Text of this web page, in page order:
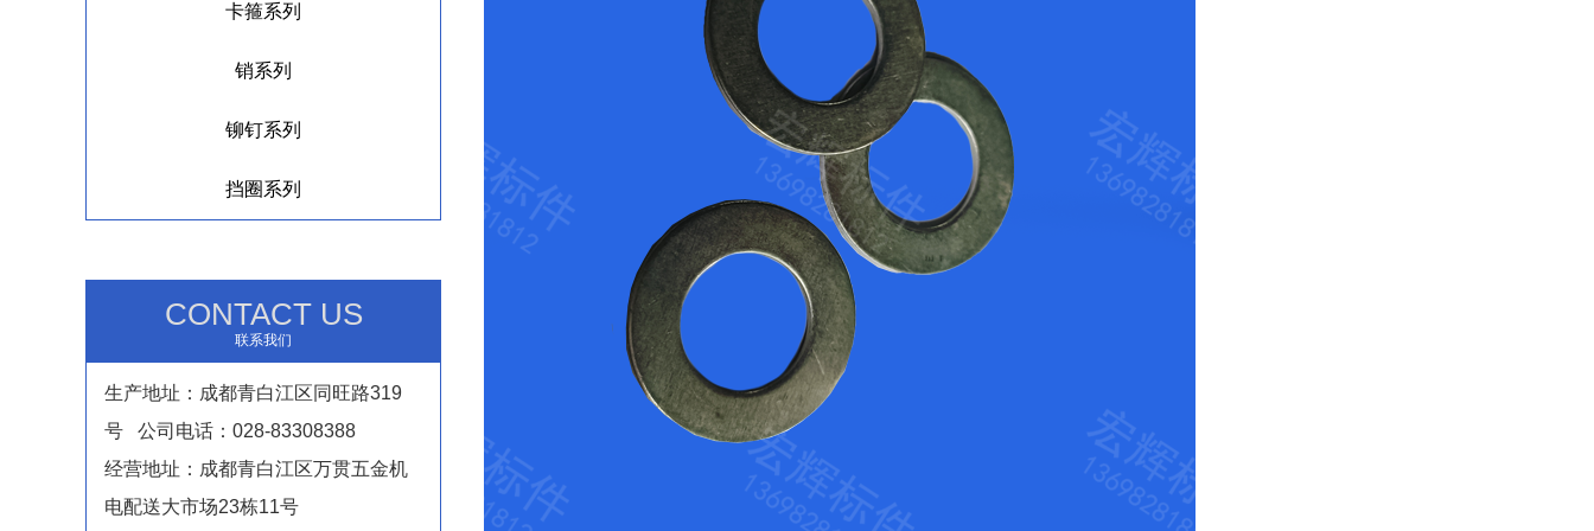
卡箍系列
销系列
铆钉系列
挡圈系列
CONTACT US
联系我们
生产地址：成都青白江区同旺路319
号 公司电话：028-83308388
经营地址：成都青白江区万贯五金机
电配送大市场23栋11号